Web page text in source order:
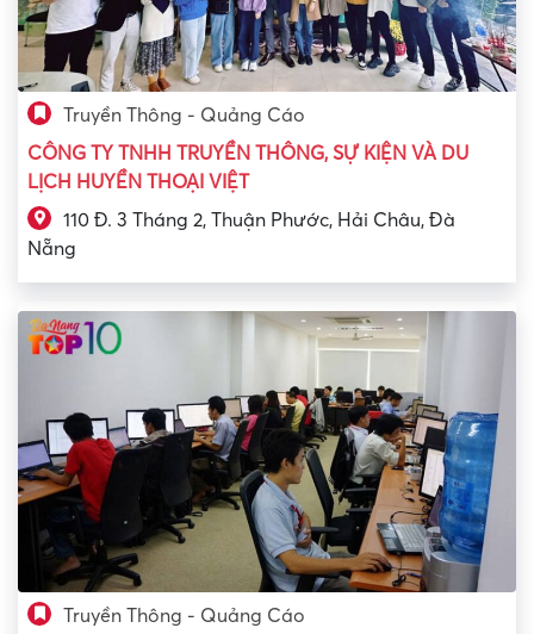
Truyền Thông - Quảng Cáo
CÔNG TY TNHH TRUYỀN THÔNG, SỰ KIỆN VÀ DU
LỊCH HUYỀN THOẠI VIỆT
110 Đ. 3 Tháng 2, Thuận Phước, Hải Châu, Đà
Nẵng
Truyền Thông - Quảng Cáo